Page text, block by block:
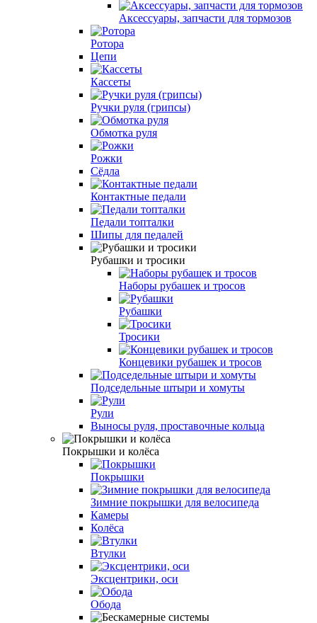
Аксессуары, запчасти для тормозов
Ротора
Цепи
Кассеты
Ручки руля (грипсы)
Обмотка руля
Рожки
Сёдла
Контактные педали
Педали топталки
Шипы для педалей
Рубашки и тросики
Наборы рубашек и тросов
Рубашки
Тросики
Концевики рубашек и тросов
Подседельные штыри и хомуты
Рули
Выносы руля, проставочные кольца
Покрышки и колёса
Покрышки
Зимние покрышки для велосипеда
Камеры
Колёса
Втулки
Эксцентрики, оси
Обода